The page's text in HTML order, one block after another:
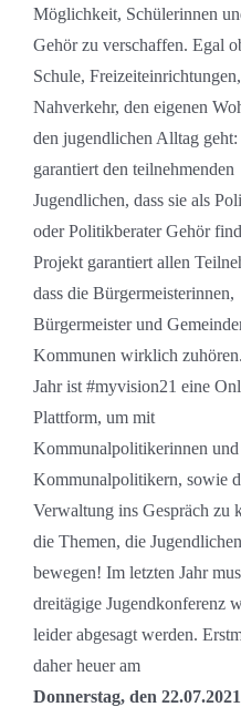
Möglichkeit, Schülerinnen
Gehör zu verschaffen. Egal
Schule,
Nahverkehr, den eigenen
den jugendlichen Alltag
garantiert den teilnehmenden
Jugendlichen, dass sie als
oder Politikberater Gehör
Projekt garantiert allen
dass die Bürgermeisterinnen,
Bürgermeister und
Kommunen wirklich
Jahr ist #myvision21 eine
Plattform, um mit
Kommunalpolitikerinnen und
Kommunalpolitikern, sowie
Verwaltung ins Gespräch zu
die Themen, die Jugendlichen
bewegen! Im letzten Jahr
dreitägige Jugendkonferenz
leider abgesagt werden.
daher heuer am
Donnerstag, den